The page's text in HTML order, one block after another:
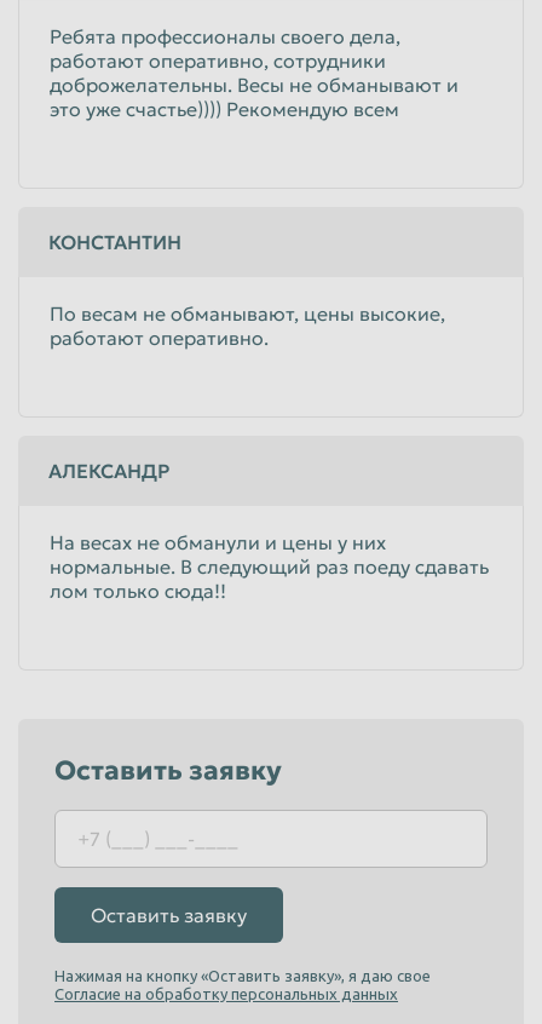
Ребята профессионалы своего дела,
работают оперативно, сотрудники
доброжелательны. Весы не обманывают и
это уже счастье)))) Рекомендую всем
КОНСТАНТИН
По весам не обманывают, цены высокие,
работают оперативно.
АЛЕКСАНДР
На весах не обманули и цены у них
нормальные. В следующий раз поеду сдавать
лом только сюда!!
Оставить заявку
Оставить заявку
Нажимая на кнопку «Оставить заявку», я даю свое
Согласие на обработку персональных данных